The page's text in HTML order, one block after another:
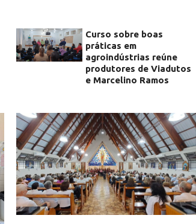
Curso sobre boas
práticas em
agroindústrias reúne
produtores de Viadutos
e Marcelino Ramos